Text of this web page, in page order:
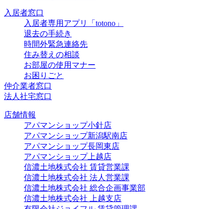
入居者窓口
入居者専用アプリ「totono」
退去の手続き
時間外緊急連絡先
住み替えの相談
お部屋の使用マナー
お困りごと
仲介業者窓口
法人社宅窓口
店舗情報
アパマンショップ小針店
アパマンショップ新潟駅南店
アパマンショップ長岡東店
アパマンショップ上越店
信濃土地株式会社 賃貸営業課
信濃土地株式会社 法人営業課
信濃土地株式会社 総合企画事業部
信濃土地株式会社 上越支店